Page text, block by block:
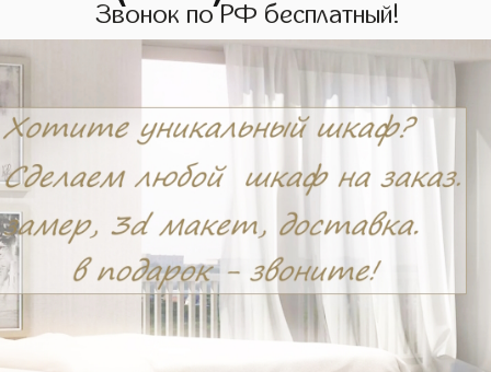
Звонок по РФ бесплатный!